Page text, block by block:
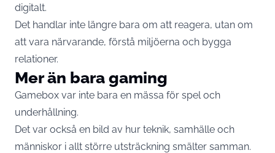
digitalt.
Det handlar inte längre bara om att reagera, utan om
att vara närvarande, förstå miljöerna och bygga
relationer.
Mer än bara gaming
Gamebox var inte bara en mässa för spel och
underhållning.
Det var också en bild av hur teknik, samhälle och
människor i allt större utsträckning smälter samman.